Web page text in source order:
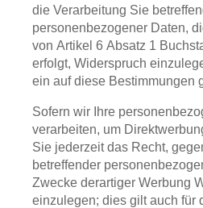
die Verarbeitung Sie
personenbezogener Daten,
von Artikel 6 Absatz 1
erfolgt, Widerspruch
ein auf diese Bestimmungen
Sofern wir Ihre
verarbeiten, um
Sie jederzeit das Recht,
betreffender
Zwecke derartiger Werbung
einzulegen; dies gilt auch für